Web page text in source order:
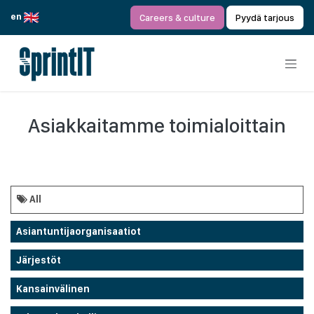
en
Careers & culture Pyydä tarjous
Asiakkaitamme toimialoittain
All
Asiantuntijaorganisaatiot
Järjestöt
Kansainvälinen